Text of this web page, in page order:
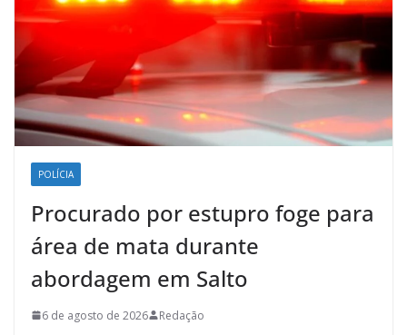
POLÍCIA
Procurado por estupro foge para
área de mata durante
abordagem em Salto
6 de agosto de 2026 Redação